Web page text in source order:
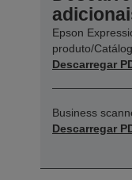
Epson
produto/
Descarregar
Business
Descarregar